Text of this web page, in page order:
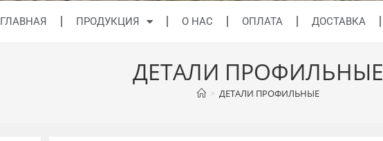
ГЛАВНАЯ ПРОДУКЦИЯ О НАС ОПЛАТА ДОСТАВКА
ДЕТАЛИ ПРОФИЛЬНЫЕ
> ДЕТАЛИ ПРОФИЛЬНЫЕ